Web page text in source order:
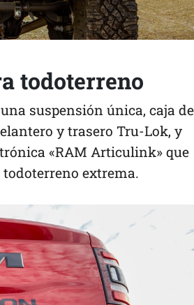
todoterreno
suspensión única, caja de
y trasero Tru-Lok, y
«RAM Articulink» que
extrema.